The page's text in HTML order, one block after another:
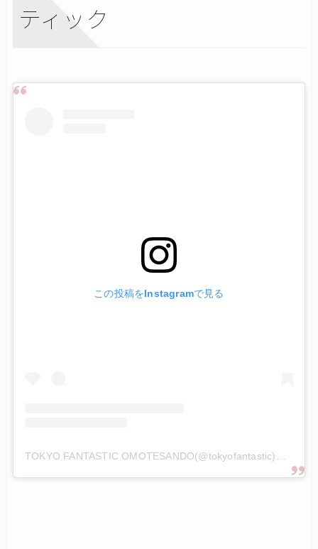
ティック
この投稿をInstagramで見る